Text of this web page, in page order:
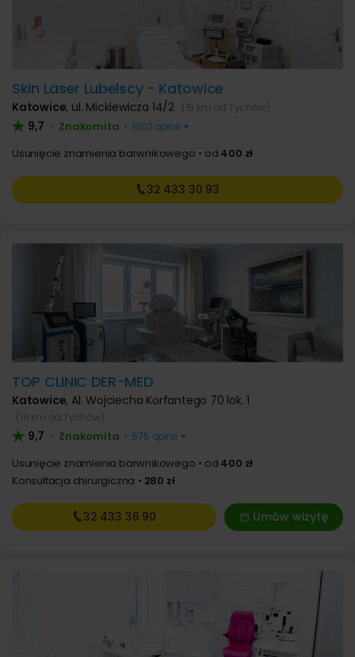
Skin Laser Lubelscy - Katowice
Katowice, ul. Mickiewicza 14/2 (15 km od Tychów)
9,7 • Znakomita • 1002 opinii
Usunięcie znamienia barwnikowego od 400 zł
32 433 30 93
TOP CLINIC DER-MED
Katowice, Al. Wojciecha Korfantego 70 lok. 1
(16 km od Tychów)
9,7 • Znakomita • 575 opinii
Usunięcie znamienia barwnikowego od 400 zł
Konsultacja chirurgiczna
280 zł
Umów wizytę
32 433 36 90